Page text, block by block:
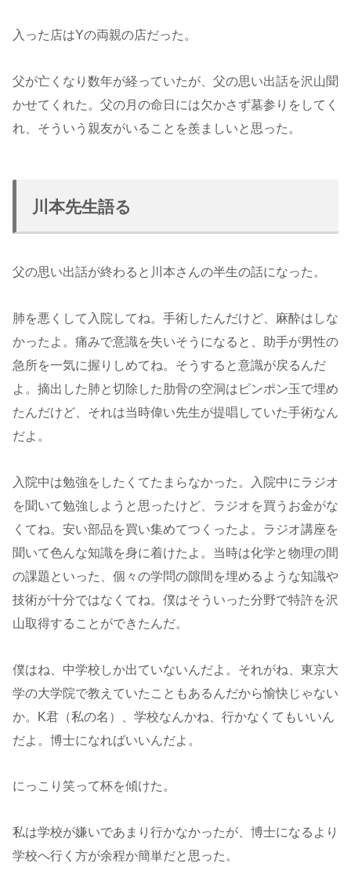
入った店はYの両親の店だった。
父が亡くなり数年が経っていたが、父の思い出話を沢山聞
かせてくれた。父の月の命日には欠かさず墓参りをしてく
れ、そういう親友がいることを羨ましいと思った。
川本先生語る
父の思い出話が終わると川本さんの半生の話になった。
肺を悪くして入院してね。手術したんだけど、麻酔はしな
かったよ。痛みで意識を失いそうになると、助手が男性の
急所を一気に握りしめてね。そうすると意識が戻るんだ
よ。摘出した肺と切除した肋骨の空洞はピンポン玉で埋め
たんだけど、それは当時偉い先生が提唱していた手術なん
だよ。
入院中は勉強をしたくてたまらなかった。入院中にラジオ
を聞いて勉強しようと思ったけど、ラジオを買うお金がな
くてね。安い部品を買い集めてつくったよ。ラジオ講座を
聞いて色んな知識を身に着けたよ。当時は化学と物理の間
の課題といった、個々の学問の隙間を埋めるような知識や
技術が十分ではなくてね。僕はそういった分野で特許を沢
山取得することができたんだ。
僕はね、中学校しか出ていないんだよ。それがね、東京大
学の大学院で教えていたこともあるんだから愉快じゃない
か。K君（私の名）、学校なんかね、行かなくてもいいん
だよ。博士になればいいんだよ。
にっこり笑って杯を傾けた。
私は学校が嫌いであまり行かなかったが、博士になるより
学校へ行く方が余程か簡単だと思った。